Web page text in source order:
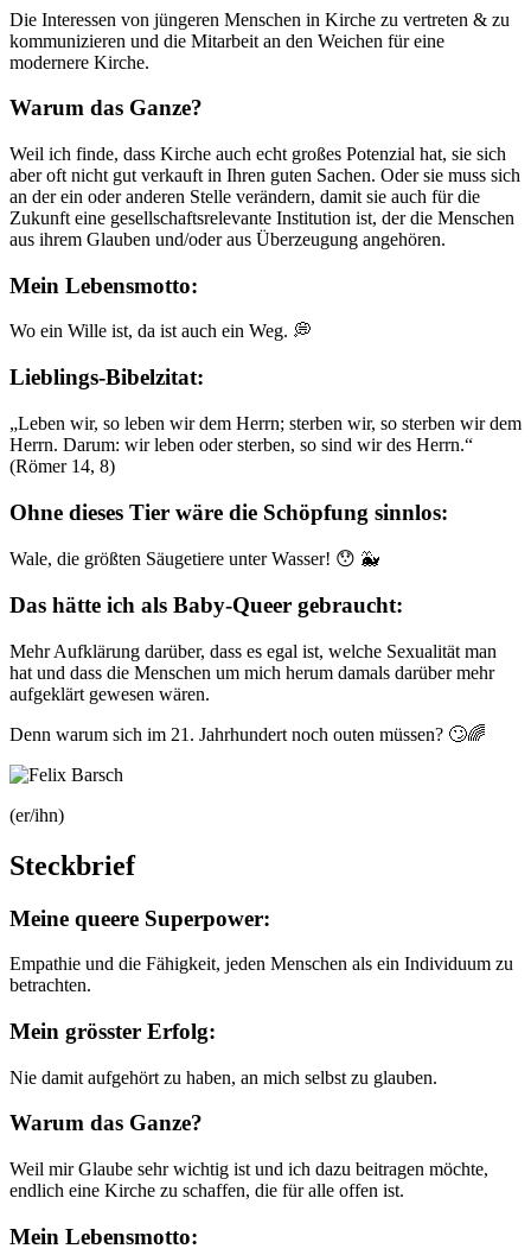
Die Interessen von jüngeren Menschen in Kirche zu vertreten & zu
kommunizieren und die Mitarbeit an den Weichen für eine
modernere Kirche.
Warum das Ganze?
Weil ich finde, dass Kirche auch echt großes Potenzial hat, sie sich
aber oft nicht gut verkauft in Ihren guten Sachen. Oder sie muss sich
an der ein oder anderen Stelle verändern, damit sie auch für die
Zukunft eine gesellschaftsrelevante Institution ist, der die Menschen
aus ihrem Glauben und/oder aus Überzeugung angehören.
Mein Lebensmotto:
Wo ein Wille ist, da ist auch ein Weg. 💭
Lieblings-Bibelzitat:
„Leben wir, so leben wir dem Herrn; sterben wir, so sterben wir dem
Herrn. Darum: wir leben oder sterben, so sind wir des Herrn.“
(Römer 14, 8)
Ohne dieses Tier wäre die Schöpfung sinnlos:
Wale, die größten Säugetiere unter Wasser! 😯 🐳
Das hätte ich als Baby-Queer gebraucht:
Mehr Aufklärung darüber, dass es egal ist, welche Sexualität man
hat und dass die Menschen um mich herum damals darüber mehr
aufgeklärt gewesen wären.
Denn warum sich im 21. Jahrhundert noch outen müssen? 🙄🌈
(er/ihn)
Steckbrief
Meine queere Superpower:
Empathie und die Fähigkeit, jeden Menschen als ein Individuum zu
betrachten.
Mein grösster Erfolg:
Nie damit aufgehört zu haben, an mich selbst zu glauben.
Warum das Ganze?
Weil mir Glaube sehr wichtig ist und ich dazu beitragen möchte,
endlich eine Kirche zu schaffen, die für alle offen ist.
Mein Lebensmotto: